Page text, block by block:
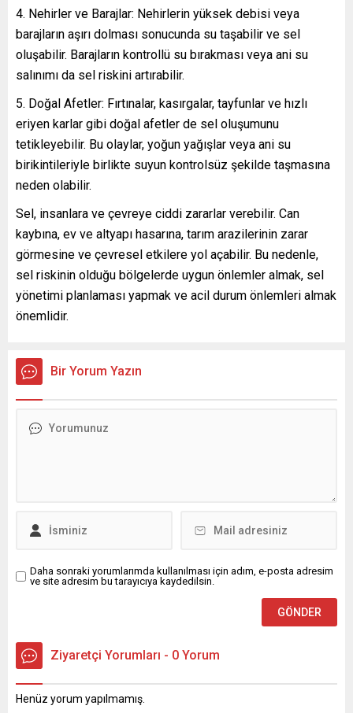
Nehirler ve Barajlar: Nehirlerin yüksek debisi veya
barajların aşırı dolması sonucunda su taşabilir ve sel
oluşabilir. Barajların kontrollü su bırakması veya ani su
salınımı da sel riskini artırabilir.
Doğal Afetler: Fırtınalar, kasırgalar, tayfunlar ve hızlı
eriyen karlar gibi doğal afetler de sel oluşumunu
tetikleyebilir. Bu olaylar, yoğun yağışlar veya ani su
birikintileriyle birlikte suyun kontrolsüz şekilde taşmasına
neden olabilir.
Sel, insanlara ve çevreye ciddi zararlar verebilir. Can
kaybına, ev ve altyapı hasarına, tarım arazilerinin zarar
görmesine ve çevresel etkilere yol açabilir. Bu nedenle,
sel riskinin olduğu bölgelerde uygun önlemler almak, sel
yönetimi planlaması yapmak ve acil durum önlemleri almak
önemlidir.
Bir Yorum Yazın
Daha sonraki yorumlarımda kullanılması için adım, e-posta adresim
ve site adresim bu tarayıcıya kaydedilsin.
Ziyaretçi Yorumları - 0 Yorum
Henüz yorum yapılmamış.